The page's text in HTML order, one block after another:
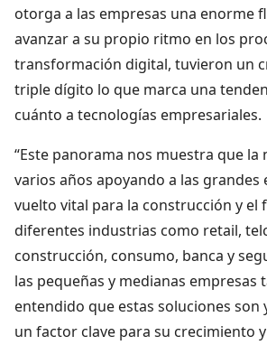
otorga a las empresas una enorme
avanzar a su propio ritmo en los
transformación digital, tuvieron un
triple dígito lo que marca una
cuánto a tecnologías empresariales.
“Este panorama nos muestra que la
varios años apoyando a las grandes
vuelto vital para la construcción y el
diferentes industrias como retail,
construcción, consumo, banca y
las pequeñas y medianas empresas
entendido que estas soluciones son
un factor clave para su crecimiento